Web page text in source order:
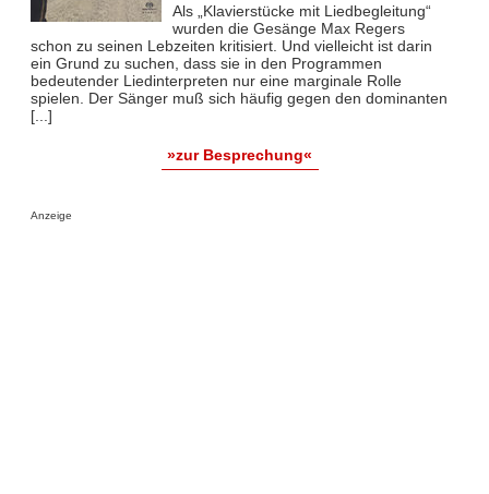
Als „Klavierstücke mit Liedbegleitung“
wurden die Gesänge Max Regers
schon zu seinen Lebzeiten kritisiert. Und vielleicht ist darin
ein Grund zu suchen, dass sie in den Programmen
bedeutender Liedinterpreten nur eine marginale Rolle
spielen. Der Sänger muß sich häufig gegen den dominanten
[...]
»zur Besprechung«
Anzeige